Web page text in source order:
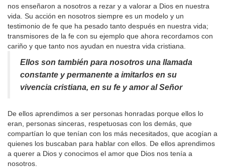
nos enseñaron a nosotros a rezar y a valorar a Dios en nuestra
vida. Su acción en nosotros siempre es un modelo y un
testimonio de fe que ha pesado tanto después en nuestra vida;
transmisores de la fe con su ejemplo que ahora recordamos con
cariño y que tanto nos ayudan en nuestra vida cristiana.
Ellos son también para nosotros una llamada
constante y permanente a imitarlos en su
vivencia cristiana, en su fe y amor al Señor
De ellos aprendimos a ser personas honradas porque ellos lo
eran, personas sinceras, respetuosas con los demás, que
compartían lo que tenían con los más necesitados, que acogían a
quienes los buscaban para hablar con ellos. De ellos aprendimos
a querer a Dios y conocimos el amor que Dios nos tenía a
nosotros.